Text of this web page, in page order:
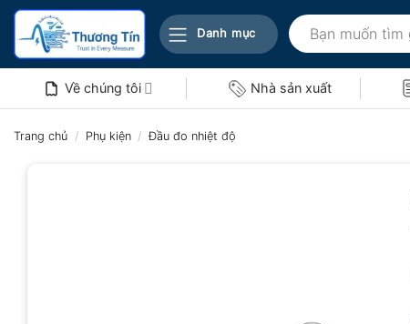
Bỏ
nội
Danh mục
Tìm
kiếm:
Về chúng tôi Nhà sản xuất
Trang chủ / Phụ kiện / Đầu đo nhiệt độ